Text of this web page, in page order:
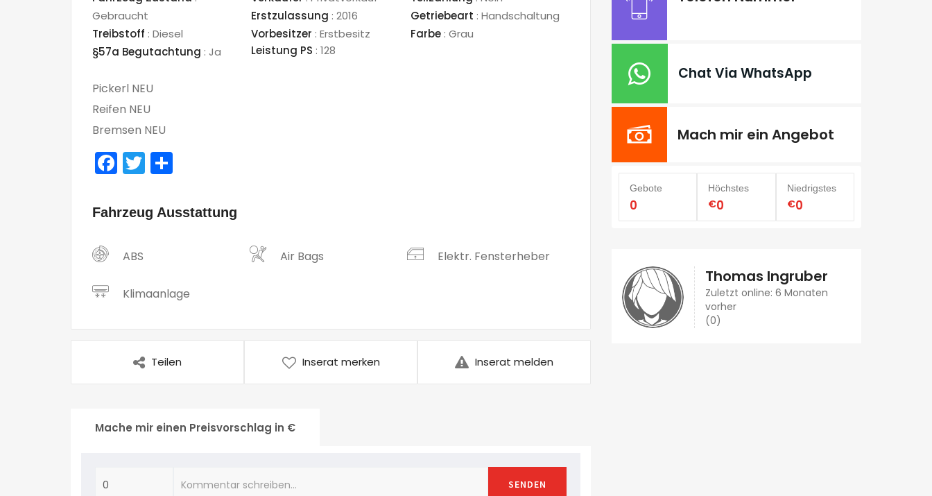
Gebraucht
Erstzulassung : 2016 Getriebeart : Handschaltung
Treibstoff : Diesel Vorbesitzer : Erstbesitz Farbe: Grau
§57a Begutachtung : Ja Leistung PS : 128
Pickerl NEU
Reifen NEU
Bremsen NEU
Facebook
Twitter
Fahrzeug Ausstattung
ABS Air Bags Elektr. Fensterheber
Klimaanlage
Teilen Inserat merken Inserat melden
Mache mir einen Preisvorschlag in €
SENDEN
Chat Via WhatsApp
Mach mir ein Angebot
Gebote
0
Höchstes
€0
Niedrigstes
€0
Thomas Ingruber
Zuletzt online: 6 Monaten
vorher
(0)